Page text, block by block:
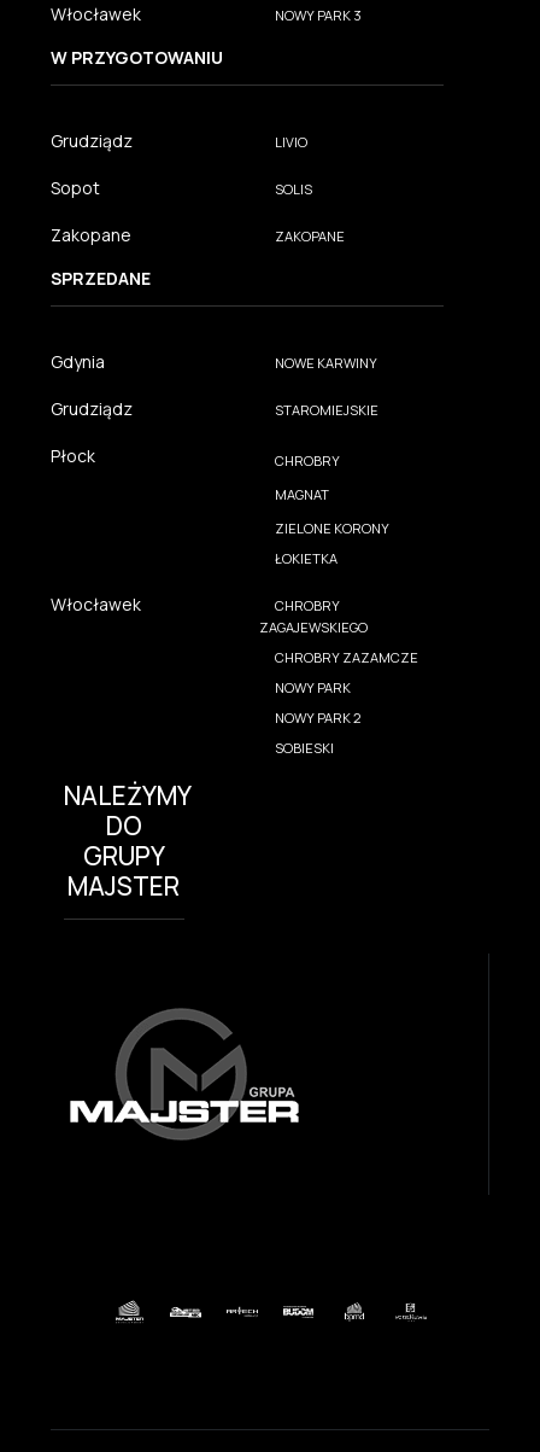
Włocławek NOWY PARK 3
W PRZYGOTOWANIU
Grudziądz LIVIO
Sopot SOLIS
Zakopane ZAKOPANE
SPRZEDANE
Gdynia NOWE KARWINY
Grudziądz STAROMIEJSKIE
Płock
CHROBRY
MAGNAT
ZIELONE KORONY
ŁOKIETKA
Włocławek
CHROBRY
ZAGAJEWSKIEGO
CHROBRY ZAZAMCZE
NOWY PARK
NOWY PARK 2
SOBIESKI
NALEŻYMY
DO
GRUPY
MAJSTER